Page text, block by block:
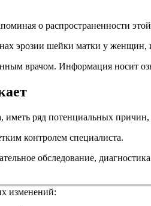
о распространенности
эрозии шейки матки у женщин,
врачом. Информация носит
ряд потенциальных
контролем специалиста.
обследование,
изменений: